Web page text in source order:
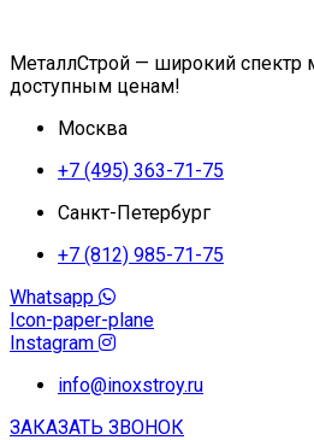
МеталлСтрой — широкий спектр
доступным ценам!
Москва
+7 (495) 363-71-75
Санкт-Петербург
+7 (812) 985-71-75
Whatsapp
Icon-paper-plane
Instagram
info@inoxstroy.ru
ЗАКАЗАТЬ ЗВОНОК